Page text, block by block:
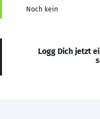
Noch kein
Logg Dich jetzt